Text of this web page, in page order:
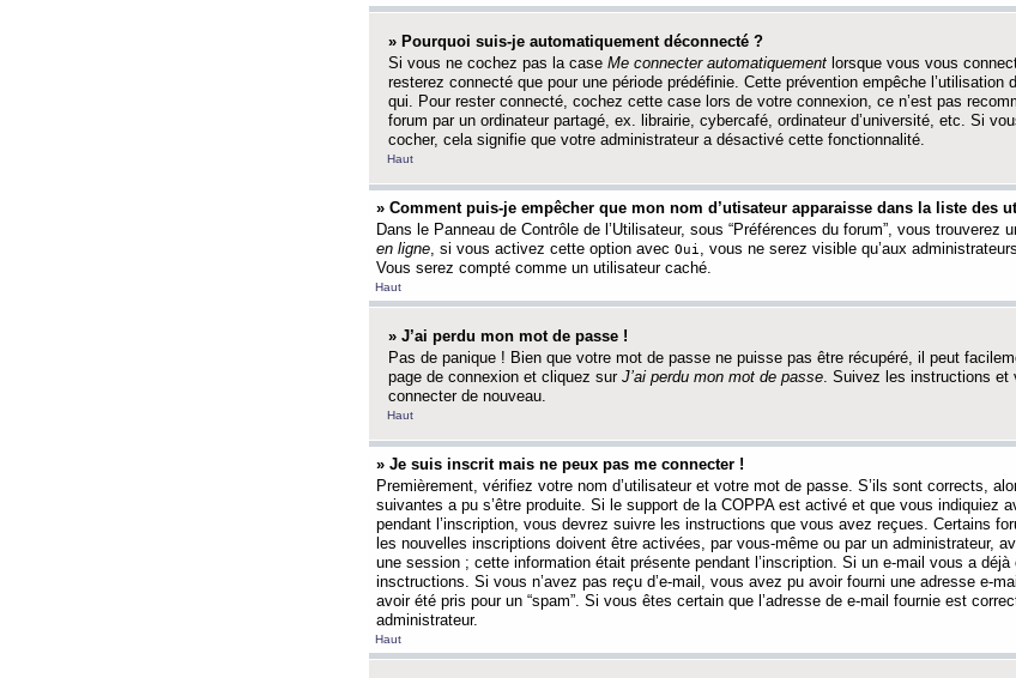
» Pourquoi suis-je automatiquement déconnecté ?
Si vous ne cochez pas la case Me connecter automatiquement lorsque vous vous
resterez connecté que pour une période prédéfinie. Cette prévention empêche l’utilisation
qui. Pour rester connecté, cochez cette case lors de votre connexion, ce n’est pas
forum par un ordinateur partagé, ex. librairie, cybercafé, ordinateur d’université, etc. Si
cocher, cela signifie que votre administrateur a désactivé cette fonctionnalité.
Haut
» Comment puis-je empêcher que mon nom d’utisateur apparaisse dans la liste des
Dans le Panneau de Contrôle de l’Utilisateur, sous “Préférences du forum”, vous trouverez
en ligne, si vous activez cette option avec Oui , vous ne serez visible qu’aux
Vous serez compté comme un utilisateur caché.
Haut
» J’ai perdu mon mot de passe !
Pas de panique ! Bien que votre mot de passe ne puisse pas être récupéré, il peut
page de connexion et cliquez sur J’ai perdu mon mot de passe. Suivez les instructions et
connecter de nouveau.
Haut
» Je suis inscrit mais ne peux pas me connecter !
Premièrement, vérifiez votre nom d’utilisateur et votre mot de passe. S’ils sont corrects,
suivantes a pu s’être produite. Si le support de la COPPA est activé et que vous indiquiez
pendant l’inscription, vous devrez suivre les instructions que vous avez reçues. Certains
les nouvelles inscriptions doivent être activées, par vous-même ou par un administrateur,
une session ; cette information était présente pendant l’inscription. Si un e-mail vous a
insctructions. Si vous n’avez pas reçu d’e-mail, vous avez pu avoir fourni une adresse e-
avoir été pris pour un “spam”. Si vous êtes certain que l’adresse de e-mail fournie est
administrateur.
Haut